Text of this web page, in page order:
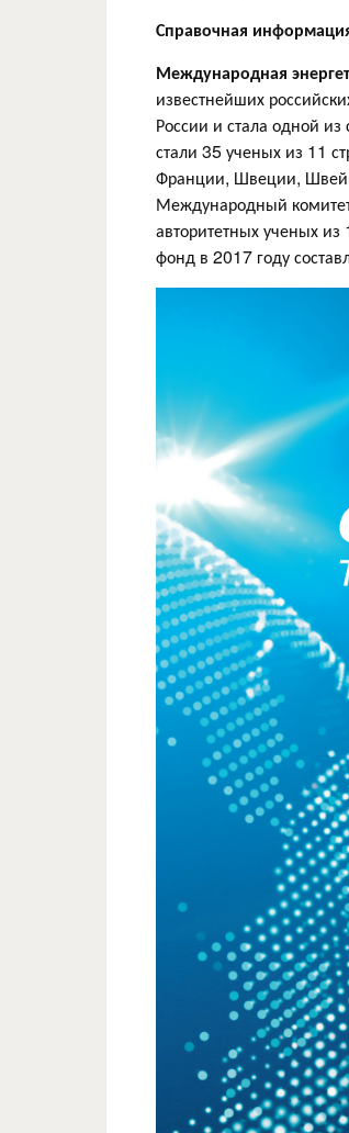
Справочная
Международная
известнейших
России и стала одной
стали 35 ученых из 11
Франции, Швеции,
Международный
авторитетных ученых
фонд в 2017 году